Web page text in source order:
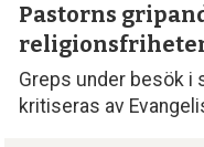
Pastorns
Greps under besök i
kritiseras av